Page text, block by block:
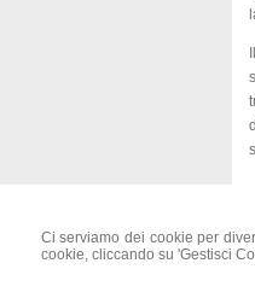
Ci serviamo dei cookie per
cookie, cliccando su 'Gestisci